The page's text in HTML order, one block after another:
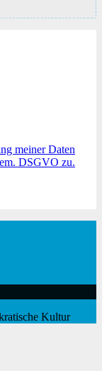
meiner Daten
DSGVO zu.
Kultur